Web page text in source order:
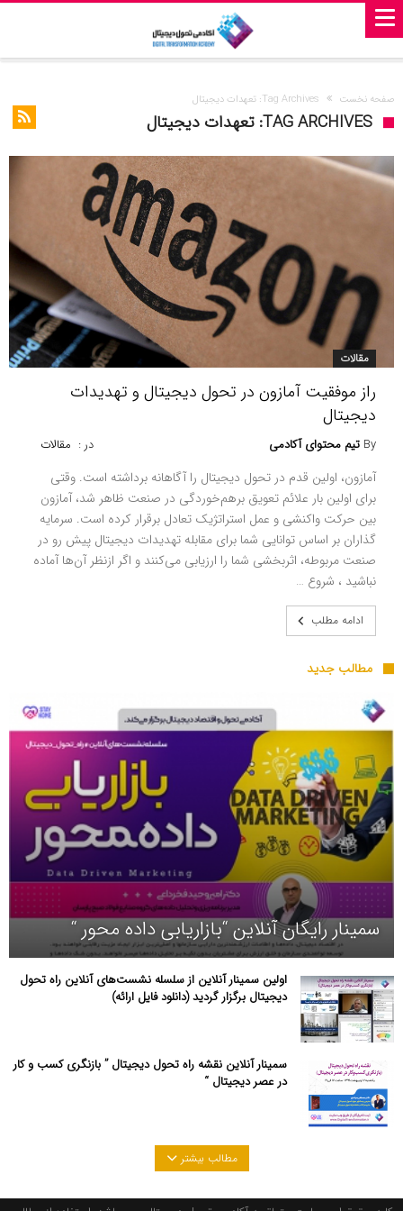
صفحه نخست Tag Archives: تعهدات دیجیتال
TAG ARCHIVES: تعهدات دیجیتال
مقالات
راز موفقیت آمازون در تحول دیجیتال و تهدیدات
دیجیتال
By تیم محتوای آکادمی در : مقالات
آمازون، اولین قدم در تحول دیجیتال را آگاهانه برداشته است. وقتی
برای اولین بار علائم تعویق برهم‌خوردگی در صنعت ظاهر شد، آمازون
بین حرکت واکنشی و عمل استراتژیک تعادل برقرار کرده است. سرمایه
گذاران بر اساس توانایی شما برای مقابله تهدیدات دیجیتال پیش رو در
صنعت مربوطه، اثربخشی شما را ارزیابی می‌کنند و اگر ازنظر آن‌ها آماده
نباشید ، شروع …
ادامه مطلب
مطالب جدید
سمینار رایگان آنلاین “بازاریابی داده محور “
اولین سمینار آنلاین از سلسله نشست‌های آنلاین راه تحول
دیجیتال برگزار گردید (دانلود فایل ارائه)
سمینار آنلاین نقشه راه تحول دیجیتال ” بازنگری کسب و کار
در عصر دیجیتال “
مطالب بیشتر